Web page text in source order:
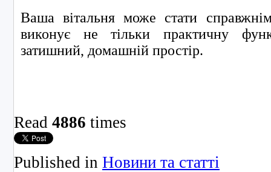
Ваша вітальня може стати
виконує не тільки практичну
затишний, домашній простір.
Read 4886 times
Published in Новини та статті